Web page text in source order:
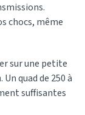
chocs, même
sur une petite
quad de 250 à
suffisantes